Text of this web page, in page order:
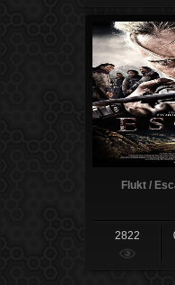
Flukt /
2822